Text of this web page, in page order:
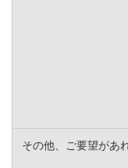
その他、ご要望があ